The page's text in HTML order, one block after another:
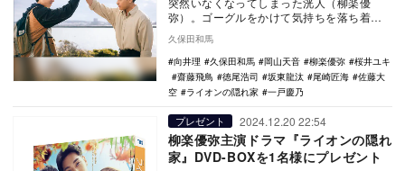
弥）。ゴーグルをかけて気持ちを落ち着か
ープホームのプレ…
久保田和馬
向井理
久保田和馬 岡山天音 柳楽優弥
桜井ユキ
齋藤飛鳥
徳尾浩司 坂東龍汰 尾崎匠海
佐藤大
空
ライオンの隠れ家 一戸慶乃
プレゼント 2024.12.20 22:54
柳楽優弥主演ドラマ『ライオンの隠れ
家』DVD-BOXを1名様にプレゼント